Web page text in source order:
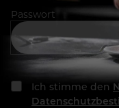
Passwort
Ich stimme den